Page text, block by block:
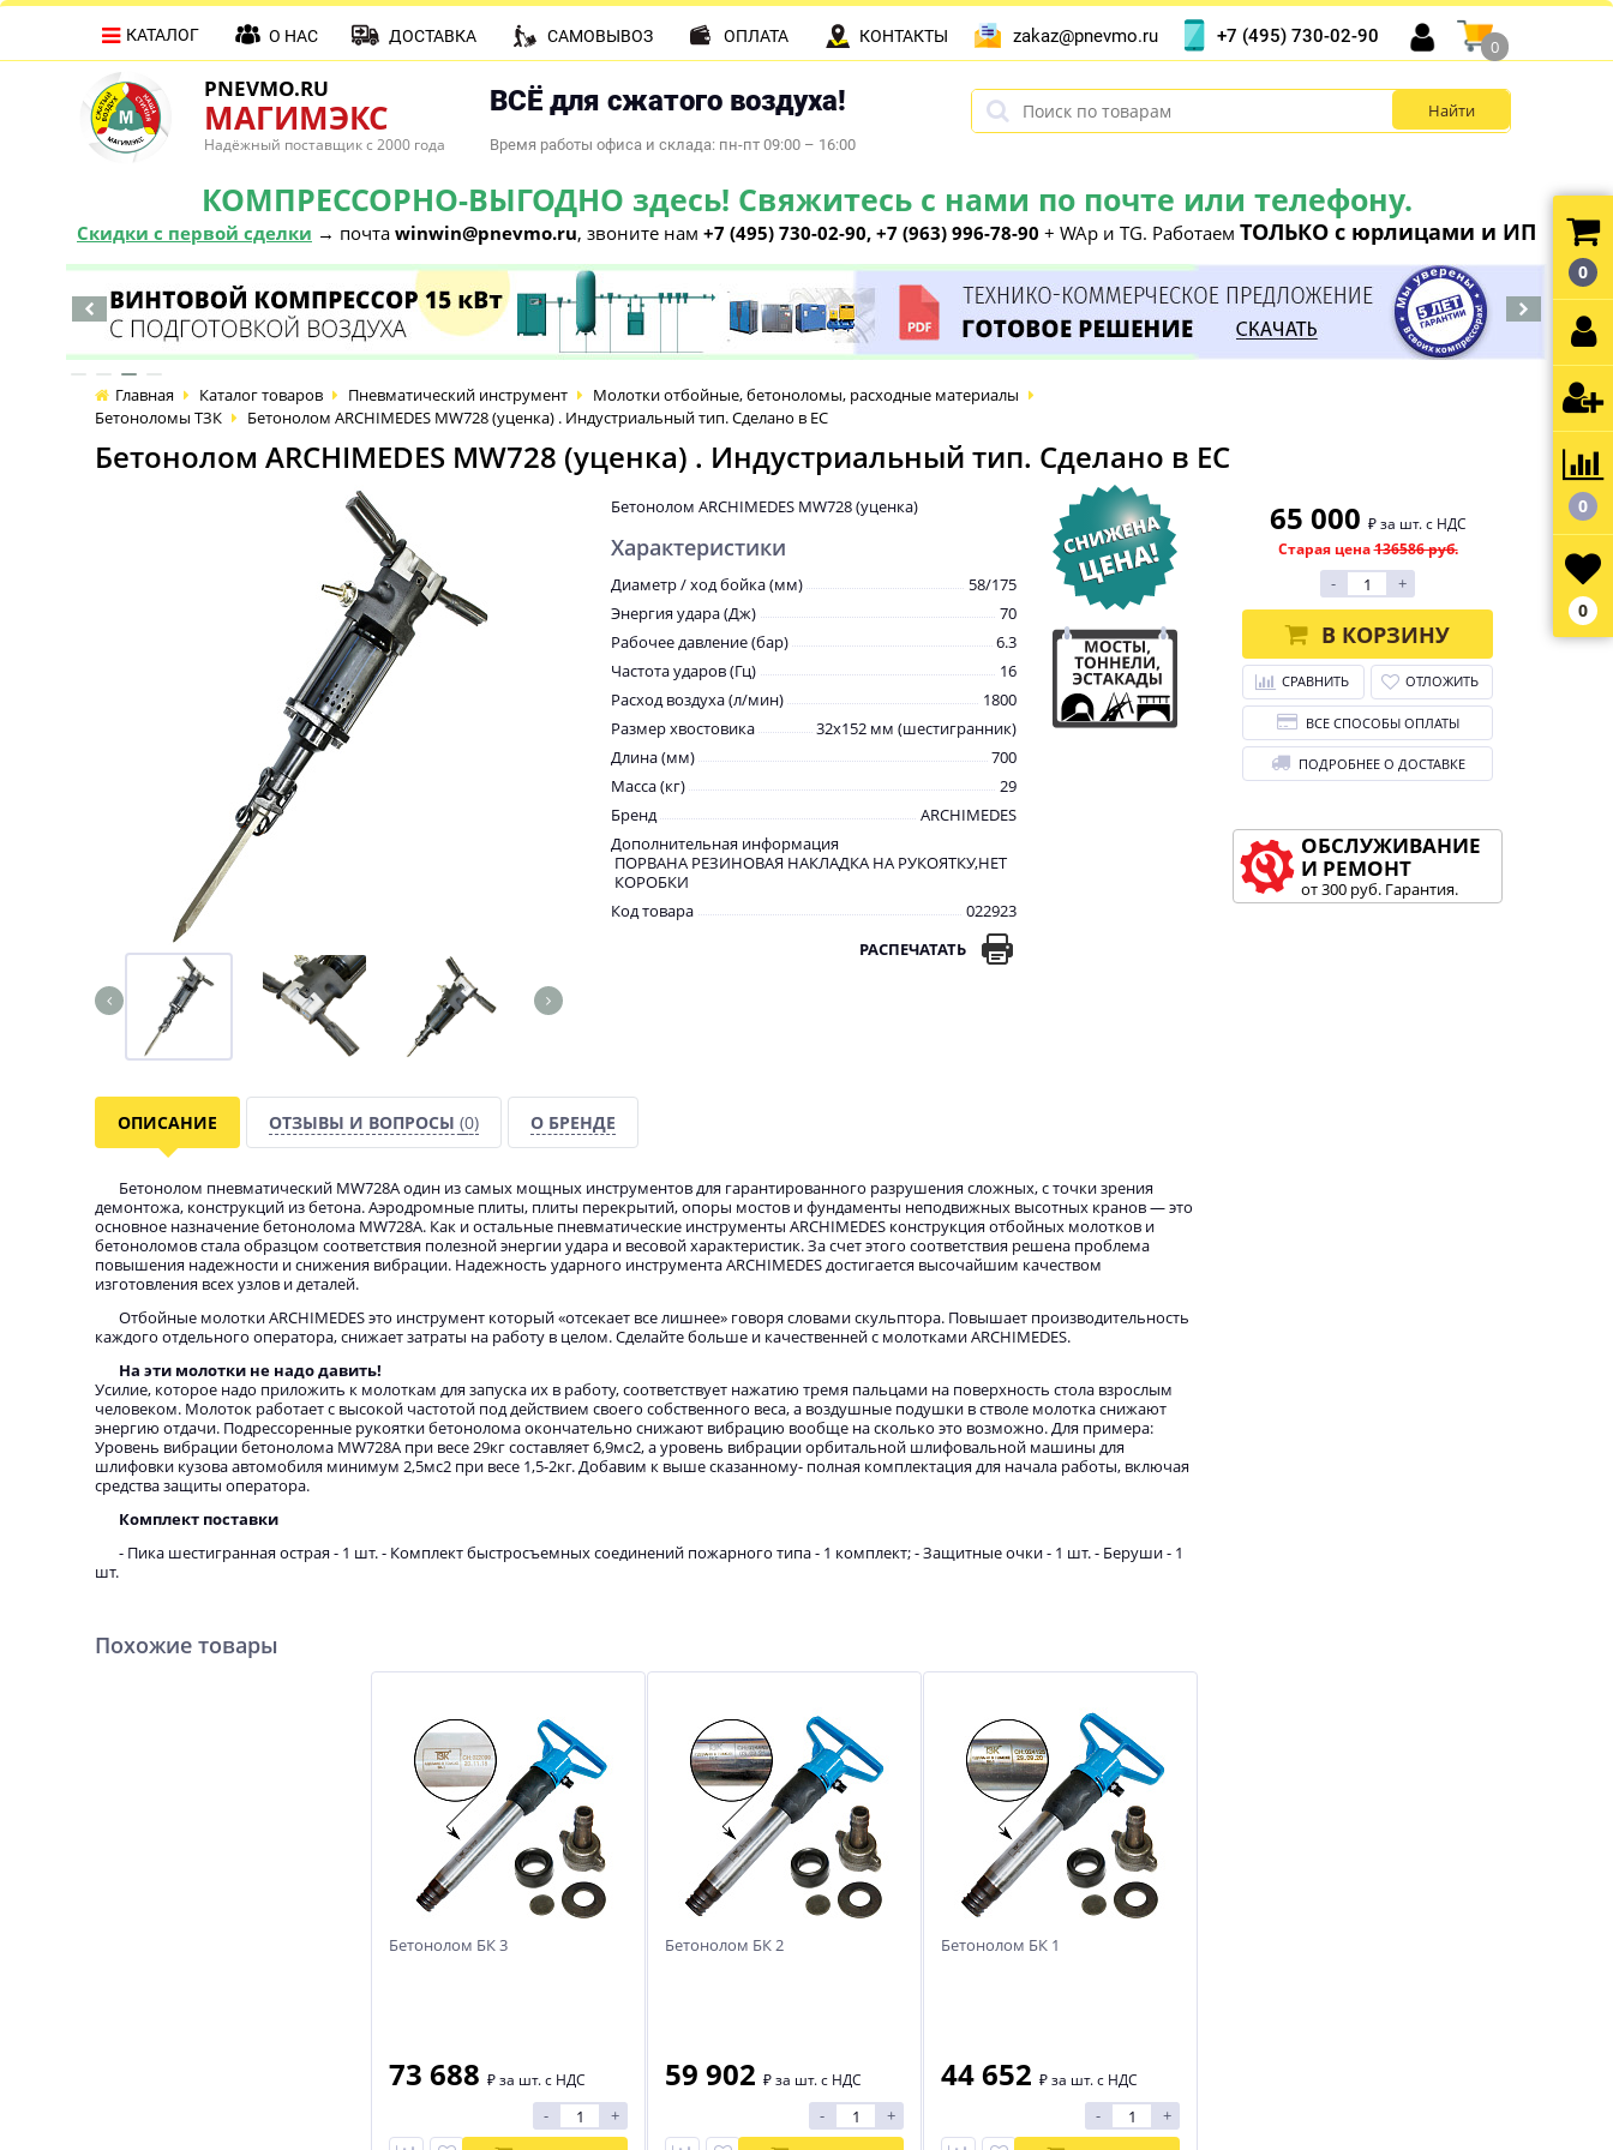
PNEVMO.RU
МАГИМЭКС
Надёжный поставщик с 2000 года
ВСЁ для сжатого воздуха!
Время работы офиса и склада: пн-пт 09:00 – 16:00
КОМПРЕССОРНО-ВЫГОДНО здесь! Свяжитесь с нами по почте или телефону.
Скидки с первой сделки → почта winwin@pnevmo.ru, звоните нам +7 (495) 730-02-90, +7 (963) 996-78-90 + WAp и TG. Работаем ТОЛЬКО с юрлицами и ИП
КАТАЛОГ О НАС ДОСТАВКА САМОВЫВОЗ ОПЛАТА КОНТАКТЫ zakaz@pnevmo.ru +7 (495) 730-02-90
0
Главная Каталог товаров Пневматический инструмент
Молотки отбойные, бетоноломы, расходные материалы
Бетоноломы ТЗК
Бетонолом ARCHIMEDES MW728 (уценка) . Индустриальный тип. Сделано в ЕС
Бетонолом ARCHIMEDES MW728 (уценка) . Индустриальный тип. Сделано в ЕС
Бетонолом ARCHIMEDES MW728 (уценка)
Характеристики
Диаметр / ход бойка (мм)
58/175
Энергия удара (Дж)
70
Рабочее давление (бар)
6.3
Частота ударов (Гц)
16
Расход воздуха (л/мин)
1800
Размер хвостовика
32х152 мм (шестигранник)
Длина (мм)
700
Масса (кг)
29
Бренд
ARCHIMEDES
Дополнительная информация
ПОРВАНА РЕЗИНОВАЯ НАКЛАДКА НА РУКОЯТКУ,НЕТ
КОРОБКИ
Код товара
022923
РАСПЕЧАТАТЬ
65 000 ₽ за шт. с НДС
Старая цена136586 руб.
- +
В КОРЗИНУ
СРАВНИТЬ ОТЛОЖИТЬ
ВСЕ СПОСОБЫ ОПЛАТЫ
ПОДРОБНЕЕ О ДОСТАВКЕ
ОБСЛУЖИВАНИЕ
И РЕМОНТ
от 300 руб. Гарантия.
ОПИСАНИЕ ОТЗЫВЫ И ВОПРОСЫ (0) О БРЕНДЕ
Бетонолом пневматический MW728А один из самых мощных инструментов для гарантированного разрушения сложных, с точки зрения
демонтожа, конструкций из бетона. Аэродромные плиты, плиты перекрытий, опоры мостов и фундаменты неподвижных высотных кранов — это
основное назначение бетонолома MW728А. Как и остальные пневматические инструменты ARCHIMEDES конструкция отбойных молотков и
бетоноломов стала образцом соответствия полезной энергии удара и весовой характеристик. За счет этого соответствия решена проблема
повышения надежности и снижения вибрации. Надежность ударного инструмента ARCHIMEDES достигается высочайшим качеством
изготовления всех узлов и деталей.
Отбойные молотки ARCHIMEDES это инструмент который «отсекает все лишнее» говоря словами скульптора. Повышает производительность
каждого отдельного оператора, снижает затраты на работу в целом. Сделайте больше и качественней с молотками ARCHIMEDES.
На эти молотки не надо давить!
Усилие, которое надо приложить к молоткам для запуска их в работу, соответствует нажатию тремя пальцами на поверхность стола взрослым
человеком. Молоток работает с высокой частотой под действием своего собственного веса, а воздушные подушки в стволе молотка снижают
энергию отдачи. Подрессоренные рукоятки бетонолома окончательно снижают вибрацию вообще на сколько это возможно. Для примера:
Уровень вибрации бетонолома MW728А при весе 29кг составляет 6,9мс2, а уровень вибрации орбитальной шлифовальной машины для
шлифовки кузова автомобиля минимум 2,5мс2 при весе 1,5-2кг. Добавим к выше сказанному- полная комплектация для начала работы, включая
средства защиты оператора.
Комплект поставки
- Пика шестигранная острая - 1 шт. - Комплект быстросъемных соединений пожарного типа - 1 комплект; - Защитные очки - 1 шт. - Беруши - 1
шт.
Похожие товары
Бетонолом БК 1
44 652 ₽за шт. с НДС
- +
Бетонолом БК 2
59 902 ₽за шт. с НДС
- +
Бетонолом БК 3
73 688 ₽за шт. с НДС
- +
0
0
0